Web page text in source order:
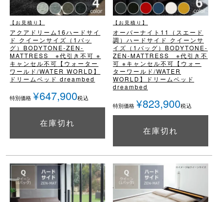
【お見積り】
アクアドリーム16ハードサイ
ド クイーンサイズ（1バッ
グ） BODYTONE-ZEN-
MATTRESS ※代引き不可 ※
キャンセル不可 【ウォーター
ワールド/WATER WORLD】
ドリームベッド dreambed
特別価格 ¥647,900税込
在庫切れ
詳細を見る
【お見積り】
オーバーナイト11（スエード
調） ハードサイド クイーンサ
イズ（1バッグ） BODYTONE-
ZEN-MATTRESS ※代引き不
可 ※キャンセル不可 【ウォー
ターワールド/WATER
WORLD】
ドリームベッド
dreambed
特別価格 ¥823,900税込
在庫切れ
詳細を見る